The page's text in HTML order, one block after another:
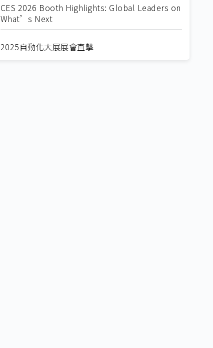
CES 2026 Booth Highlights: Global Leaders on
What’s Next
2025自動化大展展會直擊